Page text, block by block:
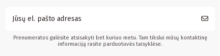
Prenumeratos galėsite atsisakyti bet kuriuo metu. Tam tikslui mūsų kontaktinę
informaciją rasite parduotuvės taisyklėse.